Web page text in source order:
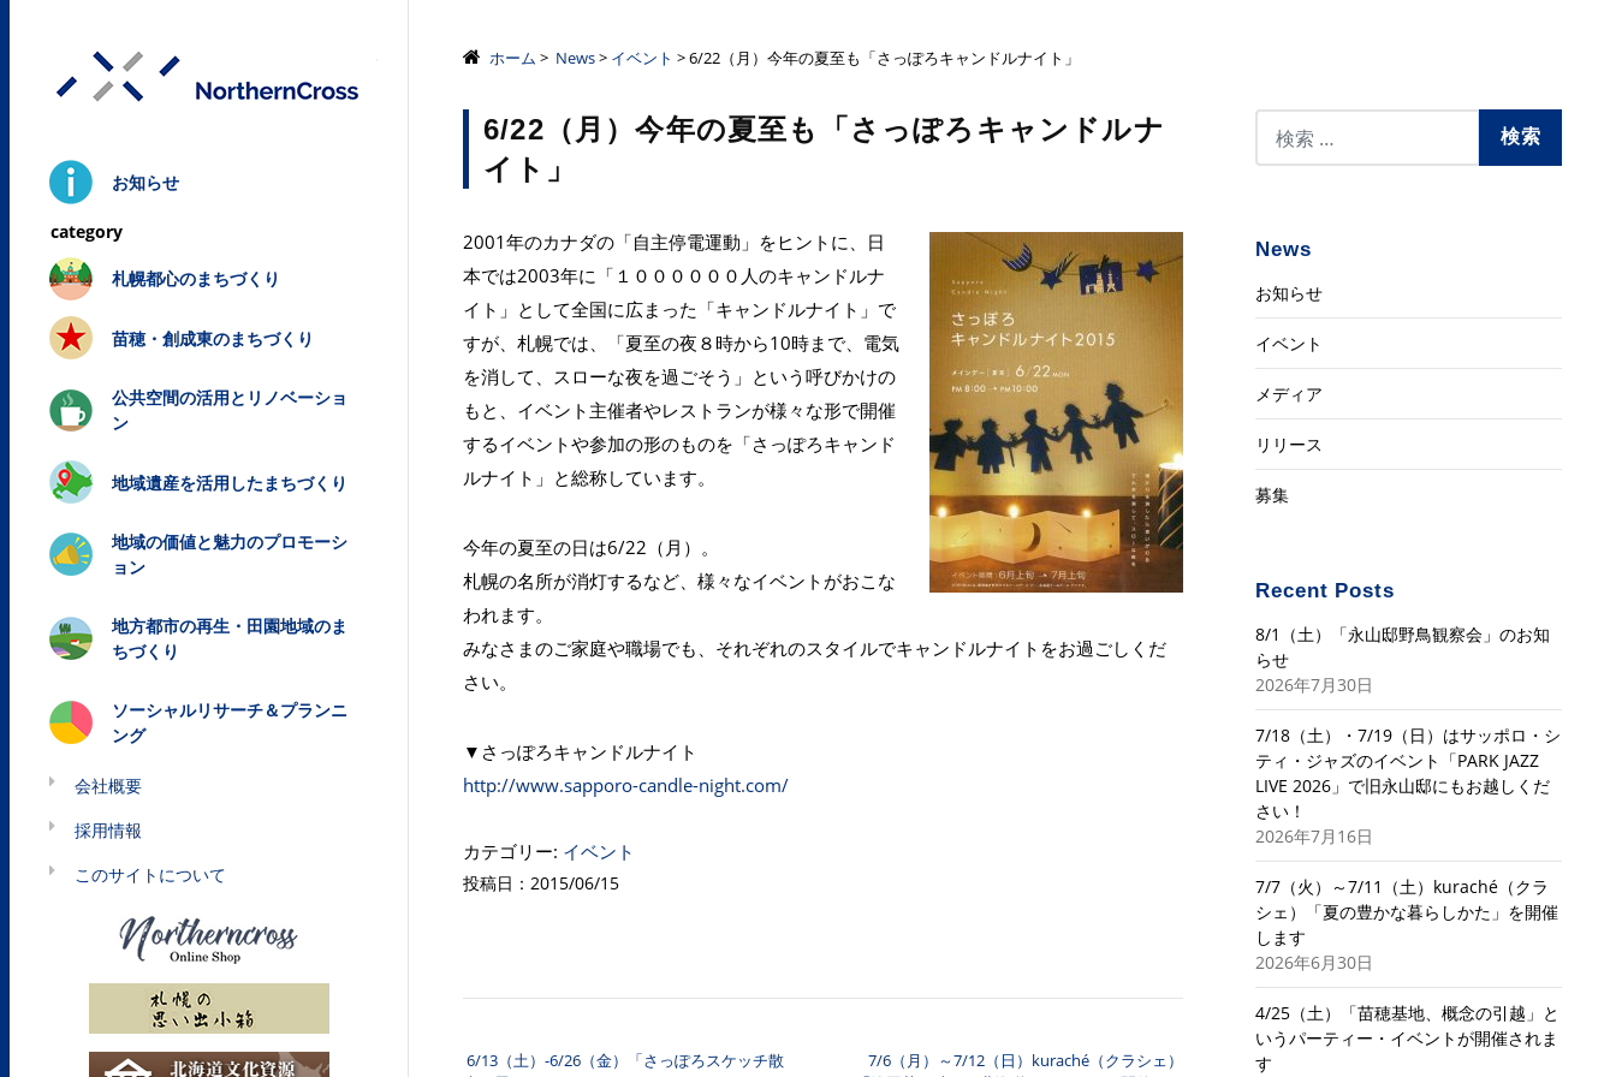
株式会社ノーザンクロス
お知らせ
札幌都心のまちづくり
苗穂・創成東のまちづくり
公共空間の活用とリノベーショ
ン
地域遺産を活用したまちづくり
地域の価値と魅力のプロモーシ
ョン
地方都市の再生・田園地域のま
ちづくり
ソーシャルリサーチ＆プランニ
ング
会社概要
採用情報
このサイトについて
ホーム > News> イベント > 6/22（月）今年の夏至も「さっぽろキャンドルナイト」
6/22（月）今年の夏至も「さっぽろキャンドルナ
イト」
2001年のカナダの「自主停電運動」をヒントに、日
本では2003年に「１００００００人のキャンドルナ
イト」として全国に広まった「キャンドルナイト」で
すが、札幌では、「夏至の夜８時から10時まで、電気
を消して、スローな夜を過ごそう」という呼びかけの
もと、イベント主催者やレストランが様々な形で開催
するイベントや参加の形のものを「さっぽろキャンド
ルナイト」と総称しています。
今年の夏至の日は6/22（月）。
札幌の名所が消灯するなど、様々なイベントがおこな
われます。
みなさまのご家庭や職場でも、それぞれのスタイルでキャンドルナイトをお過ごしくだ
さい。
▼さっぽろキャンドルナイト
http://www.sapporo-candle-night.com/
カテゴリー: イベント
投稿日：2015/06/15
投稿ナビゲーション
6/13（土）-6/26（金）「さっぽろスケッチ散
7/6（月）～7/12（日）kuraché（クラシェ）
News
お知らせ
イベント
メディア
リリース
募集
Recent Posts
8/1（土）「永山邸野鳥観察会」のお知
らせ
2026年7月30日
7/18（土）・7/19（日）はサッポロ・シ
ティ・ジャズのイベント「PARK JAZZ
LIVE 2026」で旧永山邸にもお越しくだ
さい！
2026年7月16日
7/7（火）～7/11（土）kuraché（クラ
シェ）「夏の豊かな暮らしかた」を開催
します
2026年6月30日
4/25（土）「苗穂基地、概念の引越」と
いうパーティー・イベントが開催されま
す